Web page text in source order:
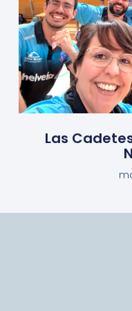
Las